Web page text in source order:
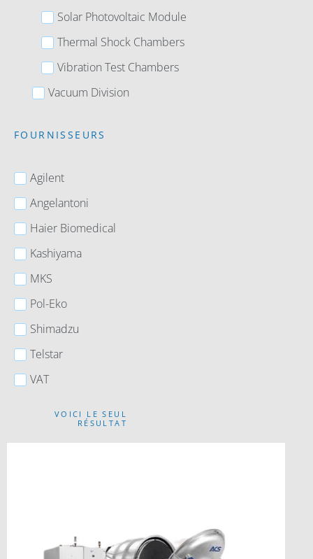
Solar Photovoltaic Module
Thermal Shock Chambers
Vibration Test Chambers
Vacuum Division
FOURNISSEURS
Agilent
Angelantoni
Haier Biomedical
Kashiyama
MKS
Pol-Eko
Shimadzu
Telstar
VAT
VOICI LE SEUL
RÉSULTAT